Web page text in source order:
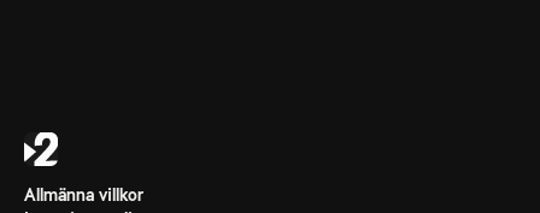
Allmänna villkor